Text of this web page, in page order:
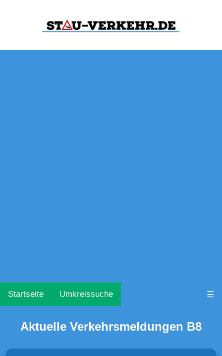
Startseite Umkreissuche ☰
Aktuelle Verkehrsmeldungen B8